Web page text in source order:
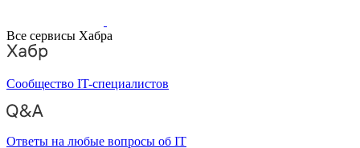
Все сервисы Хабра
Сообщество IT-специалистов
Ответы на любые вопросы об IT